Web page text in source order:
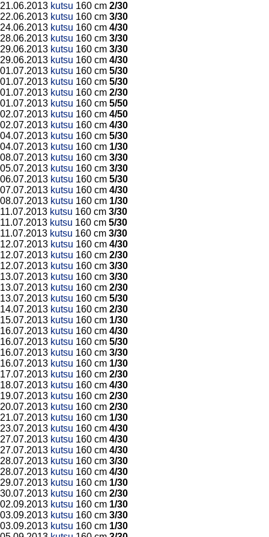
21.06.2013 kutsu 160 cm 2/30
22.06.2013 kutsu 160 cm 3/30
24.06.2013 kutsu 160 cm 4/30
28.06.2013 kutsu 160 cm 3/30
29.06.2013 kutsu 160 cm 3/30
29.06.2013 kutsu 160 cm 4/30
01.07.2013 kutsu 160 cm 5/30
01.07.2013 kutsu 160 cm 5/30
01.07.2013 kutsu 160 cm 2/30
01.07.2013 kutsu 160 cm 5/50
02.07.2013 kutsu 160 cm 4/50
02.07.2013 kutsu 160 cm 4/30
04.07.2013 kutsu 160 cm 5/30
04.07.2013 kutsu 160 cm 1/30
08.07.2013 kutsu 160 cm 3/30
05.07.2013 kutsu 160 cm 3/30
06.07.2013 kutsu 160 cm 5/30
07.07.2013 kutsu 160 cm 4/30
08.07.2013 kutsu 160 cm 1/30
11.07.2013 kutsu 160 cm 3/30
11.07.2013 kutsu 160 cm 5/30
11.07.2013 kutsu 160 cm 3/30
12.07.2013 kutsu 160 cm 4/30
12.07.2013 kutsu 160 cm 2/30
12.07.2013 kutsu 160 cm 3/30
13.07.2013 kutsu 160 cm 3/30
13.07.2013 kutsu 160 cm 2/30
13.07.2013 kutsu 160 cm 5/30
14.07.2013 kutsu 160 cm 2/30
15.07.2013 kutsu 160 cm 1/30
16.07.2013 kutsu 160 cm 4/30
16.07.2013 kutsu 160 cm 5/30
16.07.2013 kutsu 160 cm 3/30
16.07.2013 kutsu 160 cm 1/30
17.07.2013 kutsu 160 cm 2/30
18.07.2013 kutsu 160 cm 4/30
19.07.2013 kutsu 160 cm 2/30
20.07.2013 kutsu 160 cm 2/30
21.07.2013 kutsu 160 cm 1/30
23.07.2013 kutsu 160 cm 4/30
27.07.2013 kutsu 160 cm 4/30
27.07.2013 kutsu 160 cm 4/30
28.07.2013 kutsu 160 cm 3/30
28.07.2013 kutsu 160 cm 4/30
29.07.2013 kutsu 160 cm 1/30
30.07.2013 kutsu 160 cm 2/30
02.09.2013 kutsu 160 cm 1/30
03.09.2013 kutsu 160 cm 3/30
03.09.2013 kutsu 160 cm 1/30